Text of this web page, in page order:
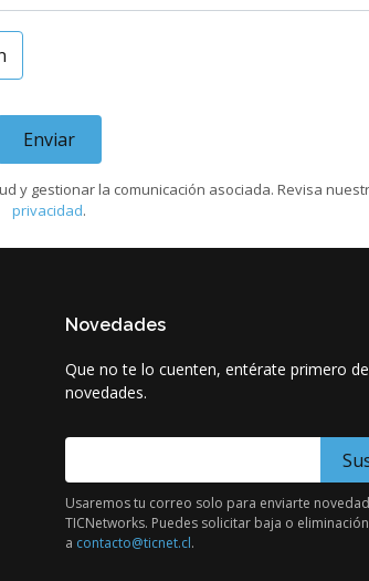
Enviar
y gestionar la comunicación asociada. Revisa
privacidad.
Novedades
Que no te lo cuenten, entérate primero
novedades.
Usaremos tu correo solo para enviarte
TICNetworks. Puedes solicitar baja o
a contacto@ticnet.cl.